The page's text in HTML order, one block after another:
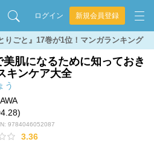
ログイン 新規会員登録
りごと』17巻が1位！マンガランキング
美肌になるために知っておき
キンケア大全
う
9784046052087
3.36